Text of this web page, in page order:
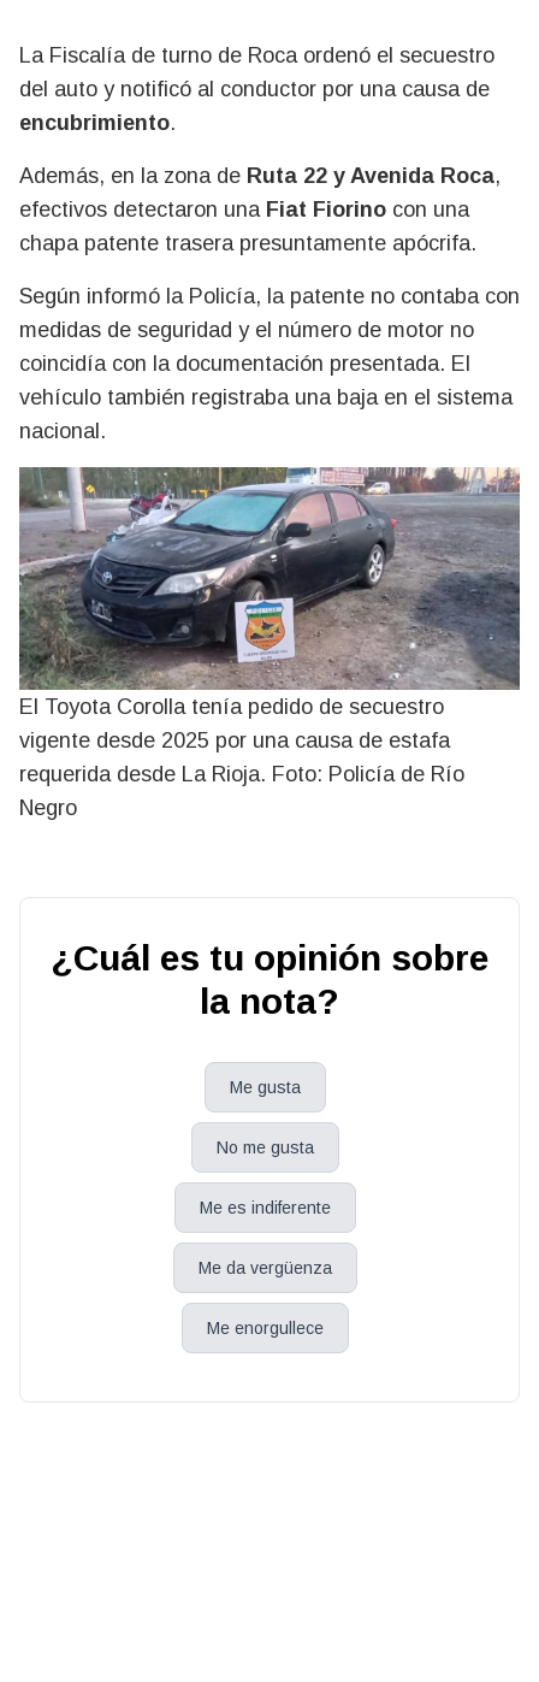
La Fiscalía de turno de Roca ordenó el secuestro
del auto y notificó al conductor por una causa de
encubrimiento.
Además, en la zona de Ruta 22 y Avenida Roca,
efectivos detectaron una Fiat Fiorino con una
chapa patente trasera presuntamente apócrifa.
Según informó la Policía, la patente no contaba con
medidas de seguridad y el número de motor no
coincidía con la documentación presentada. El
vehículo también registraba una baja en el sistema
nacional.
El Toyota Corolla tenía pedido de secuestro
vigente desde 2025 por una causa de estafa
requerida desde La Rioja. Foto: Policía de Río
Negro
¿Cuál es tu opinión sobre
la nota?
Me gusta
No me gusta
Me es indiferente
Me da vergüenza
Me enorgullece